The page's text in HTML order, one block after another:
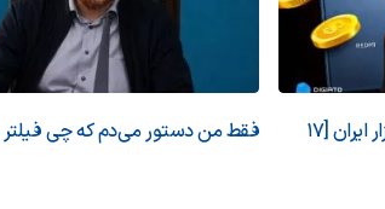
قیمت روز پرفروش‌ترین گوشی‌های بازار ایران [17
فقط من دستور می‌دم که چی